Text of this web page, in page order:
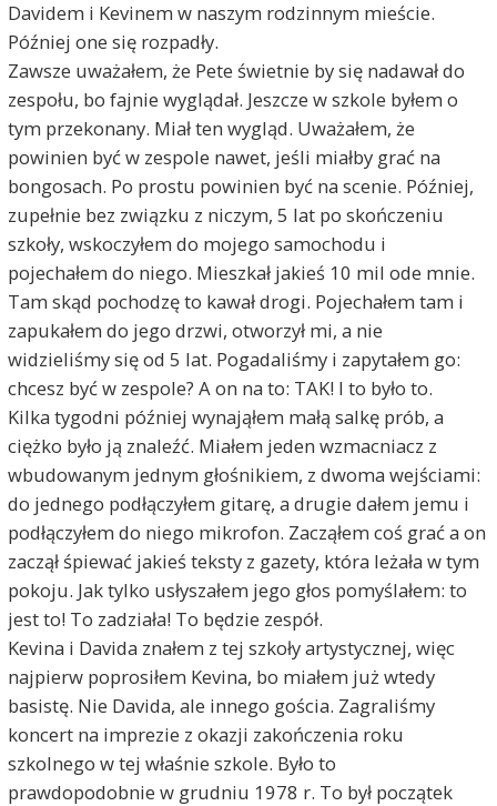
Davidem i Kevinem w naszym rodzinnym mieście.
Później one się rozpadły.
Zawsze uważałem, że Pete świetnie by się nadawał do
zespołu, bo fajnie wyglądał. Jeszcze w szkole byłem o
tym przekonany. Miał ten wygląd. Uważałem, że
powinien być w zespole nawet, jeśli miałby grać na
bongosach. Po prostu powinien być na scenie. Później,
zupełnie bez związku z niczym, 5 lat po skończeniu
szkoły, wskoczyłem do mojego samochodu i
pojechałem do niego. Mieszkał jakieś 10 mil ode mnie.
Tam skąd pochodzę to kawał drogi. Pojechałem tam i
zapukałem do jego drzwi, otworzył mi, a nie
widzieliśmy się od 5 lat. Pogadaliśmy i zapytałem go:
chcesz być w zespole? A on na to: TAK! I to było to.
Kilka tygodni później wynająłem małą salkę prób, a
ciężko było ją znaleźć. Miałem jeden wzmacniacz z
wbudowanym jednym głośnikiem, z dwoma wejściami:
do jednego podłączyłem gitarę, a drugie dałem jemu i
podłączyłem do niego mikrofon. Zacząłem coś grać a on
zaczął śpiewać jakieś teksty z gazety, która leżała w tym
pokoju. Jak tylko usłyszałem jego głos pomyślałem: to
jest to! To zadziała! To będzie zespół.
Kevina i Davida znałem z tej szkoły artystycznej, więc
najpierw poprosiłem Kevina, bo miałem już wtedy
basistę. Nie Davida, ale innego gościa. Zagraliśmy
koncert na imprezie z okazji zakończenia roku
szkolnego w tej właśnie szkole. Było to
prawdopodobnie w grudniu 1978 r. To był początek